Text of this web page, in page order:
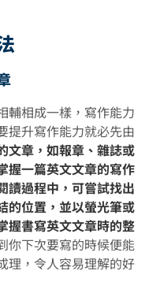
輔相成一樣，寫作能力
提升寫作能力就必先由
文章，如報章、雜誌或
握一篇英文文章的寫作
讀過程中，可嘗試找出
的位置，並以螢光筆或
握書寫英文文章時的整
你下次要寫的時候便能
理，令人容易理解的好